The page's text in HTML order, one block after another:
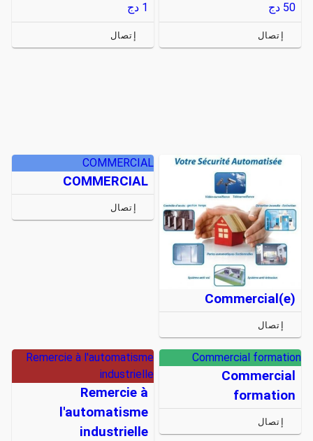
50 دج
إتصال
1 دج
إتصال
Commercial(e)
إتصال
COMMERCIAL
COMMERCIAL
إتصال
Commercial formation
Commercial
formation
إتصال
Remercie à l'automatisme
industrielle
Remercie à
l'automatisme
industrielle